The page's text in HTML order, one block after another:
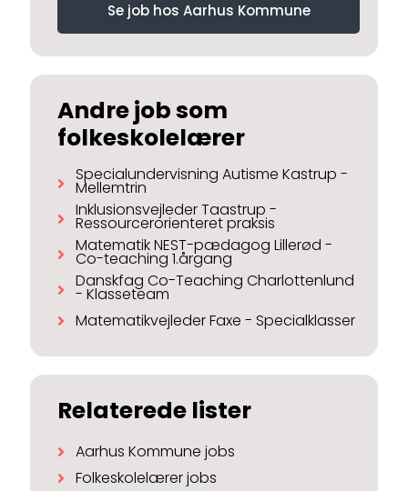
Se job hos Aarhus Kommune
Andre job som
folkeskolelærer
Specialundervisning Autisme Kastrup -
Mellemtrin
Inklusionsvejleder Taastrup -
Ressourcerorienteret praksis
Matematik NEST-pædagog Lillerød -
Co-teaching 1.årgang
Danskfag Co-Teaching Charlottenlund
- Klasseteam
Matematikvejleder Faxe - Specialklasser
Relaterede lister
Aarhus Kommune jobs
Folkeskolelærer jobs